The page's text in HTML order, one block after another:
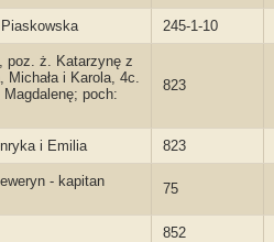
245-1-10
poz. ż. Katarzynę z
i Karola, 4c.
poch:
823
i Emilia 823
- kapitan
75
852